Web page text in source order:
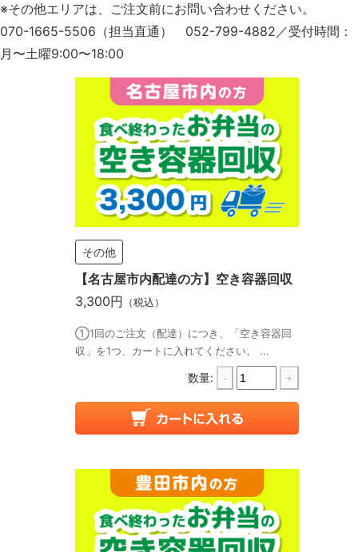
※その他エリアは、ご注文前にお問い合わせください。
070-1665-5506（担当直通） 052-799-4882／受付時間：
月〜土曜9:00〜18:00
その他
【名古屋市内配達の方】空き容器回収
3,300円 （税込）
①1回のご注文（配達）につき、「空き容器回
収」を1つ、カートに入れてください。 ...
数量: - +